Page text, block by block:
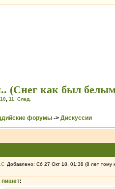
(Снег как был
10 11 След.
форумы -> Дискуссии
Добавлено: Сб 27 Окт 18, 01:38 (8 лет тому
пишет: